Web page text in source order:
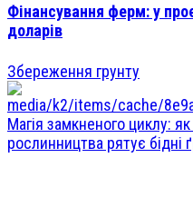
Фінансування ферм: у
доларів
Збереження грунту
Магія замкненого циклу:
рослинництва рятує бідні